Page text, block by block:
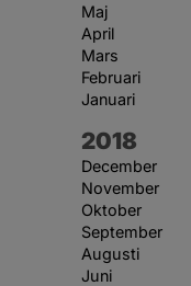
Maj
April
Mars
Februari
Januari
År:
2018
December
November
Oktober
September
Augusti
Juni